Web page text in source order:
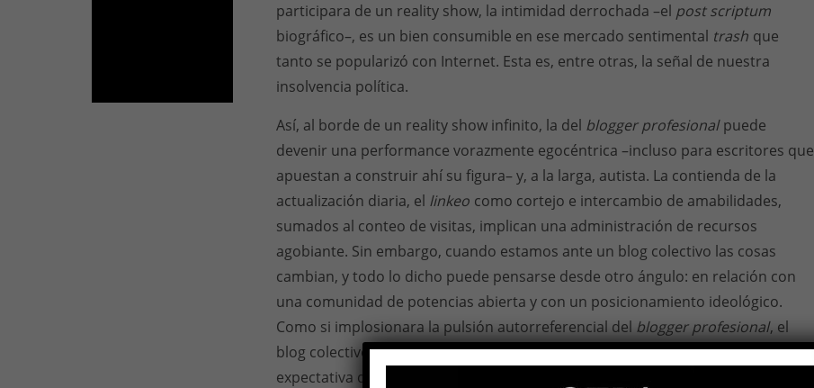
participara de un reality show, la intimidad derrochada –el post scriptum
biográfico–, es un bien consumible en ese mercado sentimental trash que
tanto se popularizó con Internet. Esta es, entre otras, la señal de nuestra
insolvencia política.
Así, al borde de un reality show infinito, la del blogger profesionalpuede
devenir una performance vorazmente egocéntrica –incluso para escritores que
apuestan a construir ahí su figura– y, a la larga, autista. La contienda de la
actualización diaria, el linkeo como cortejo e intercambio de amabilidades,
sumados al conteo de visitas, implican una administración de recursos
agobiante. Sin embargo, cuando estamos ante un blog colectivo las cosas
cambian, y todo lo dicho puede pensarse desde otro ángulo: en relación con
una comunidad de potencias abierta y con un posicionamiento ideológico.
Como si implosionara la pulsión autorreferencial del blogger profesional, el
blog colectivo se acerca indefinidamente a la curva del presente y produce una
expectativa que puede ser modulada y apreciada tal como en una revista. En